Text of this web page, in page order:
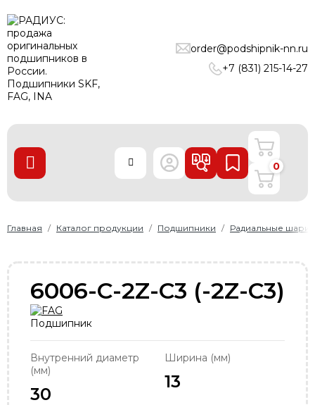
order@podshipnik-nn.ru
+7 (831) 215-14-27
ПОДШИПНИКИ
ЛИНЕЙНЫЕ ТЕХНОЛОГИИ
РЕМНИ
О нас
Доставка и оплата
+7 (831) 215-14-27
order@podshipnik-nn.ru
0
Главная Каталог продукции Подшипники Радиальные
6006-C-2Z-C3 (-2Z-C3)
Подшипник
Внутренний диаметр
(мм)
30
Ширина (мм)
13